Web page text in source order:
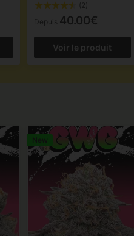
(2)
Depuis 40.00€
Voir le produit
New